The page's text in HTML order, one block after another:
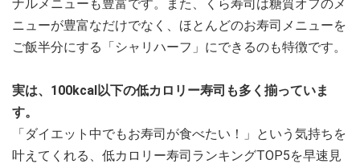
ナルメニューも豊富です。また、くら寿司は糖質オフのメ
ニューが豊富なだけでなく、ほとんどのお寿司メニューを
ご飯半分にする「シャリハーフ」にできるのも特徴です。
実は、100kcal以下の低カロリー寿司も多く揃っていま
す。
「ダイエット中でもお寿司が食べたい！」という気持ちを
叶えてくれる、低カロリー寿司ランキングTOP5を早速見